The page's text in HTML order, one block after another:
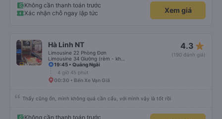
Không cần thanh toán trước
Xác nhận chỗ ngay lập tức
Xem giá
Hà Linh NT
Limousine 22 Phòng Đơn
4.3 star_rate
(190 đánh giá)
19:45 • Quảng Ngãi
4 giờ 45 phút
00:30 • Bến Xe Vạn Giã
Thấy cũng ổn, mình không quá cần cẩu, với mình vậy là tốt rồi
Không cần thanh toán trước